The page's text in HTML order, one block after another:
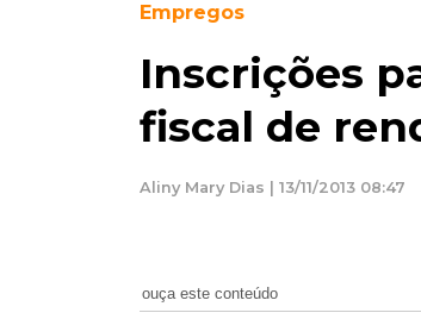
Empregos
Inscrições
fiscal de
Aliny Mary Dias | 13/11/2013 08:47
ouça este conteúdo